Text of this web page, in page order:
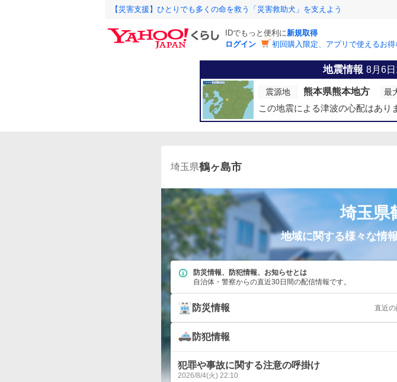
【災害支援】ひとりでも多くの命を救う「災害救助犬」を支えよう
IDでもっと便利に新規取得
ログイン
初回購入限定、アプリで使えるお得
地震情報 8月6
震源地 熊本県熊本地方 最
この地震による津波の心配はあり
埼玉県鶴ヶ島市
埼玉県
地域に関する様々な情
防災情報、防犯情報、お知らせとは
自治体・警察からの直近30日間の配信情報です。
防災情報 直近の
防犯情報
犯罪や事故に関する注意の呼掛け
2026/8/4(火) 22:10